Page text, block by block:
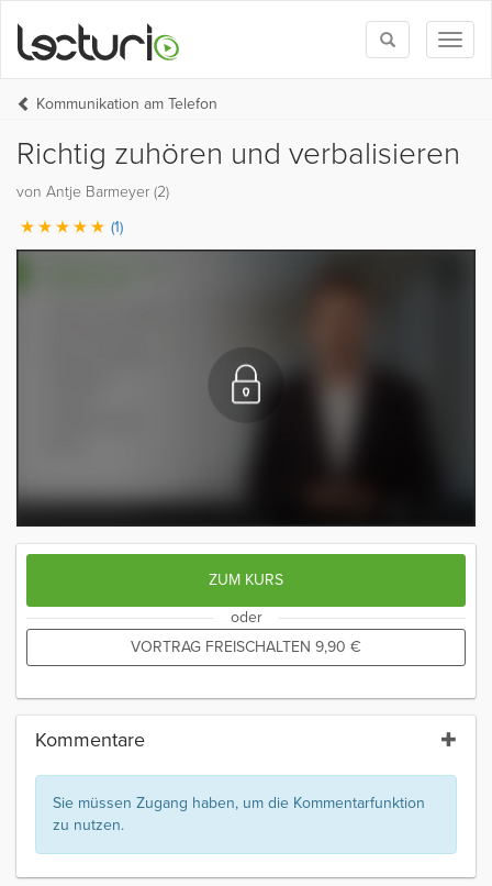
Toggle
search
Kommunikation am Telefon
Richtig zuhören und verbalisieren
von Antje Barmeyer (2)
(1)
ZUM KURS
oder
VORTRAG FREISCHALTEN 9,90 €
Kommentare
Sie müssen Zugang haben, um die Kommentarfunktion
zu nutzen.